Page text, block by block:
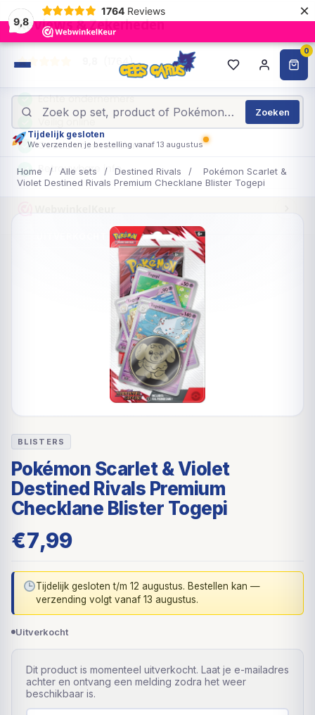
9,8
1764 Reviews ×
0
Zoeken
Tijdelijk gesloten
We verzenden je bestelling vanaf 13 augustus
Home / Alle sets / Destined Rivals /
Pokémon Scarlet &
Violet Destined Rivals Premium Checklane Blister Togepi
BLISTERS
Pokémon Scarlet & Violet
Destined Rivals Premium
Checklane Blister Togepi
€7,99
Tijdelijk gesloten t/m 12 augustus. Bestellen kan —
verzending volgt vanaf 13 augustus.
Uitverkocht
Dit product is momenteel uitverkocht. Laat je e-mailadres
achter en ontvang een melding zodra het weer
beschikbaar is.